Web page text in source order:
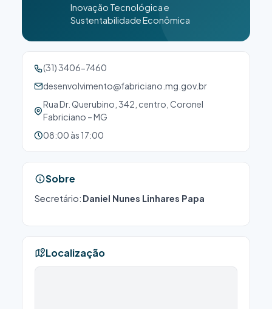
Inovação Tecnológica e
Sustentabilidade Econômica
(31) 3406-7460
desenvolvimento@fabriciano.mg.gov.br
Rua Dr. Querubino, 342, centro, Coronel
Fabriciano – MG
08:00 às 17:00
Sobre
Secretário: Daniel Nunes Linhares Papa
Localização